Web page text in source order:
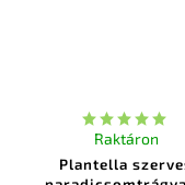
Plantella
Raktáron